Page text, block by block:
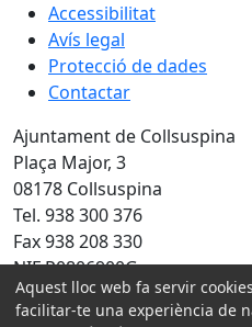
Accessibilitat
Avís legal
Protecció de dades
Contactar
Ajuntament de Collsuspina
Plaça Major, 3
08178 Collsuspina
Tel. 938 300 376
Fax 938 208 330
NIF P0806900G
Amb la col·laboració de:
Aquest lloc web fa servir
facilitar-te una experiència de